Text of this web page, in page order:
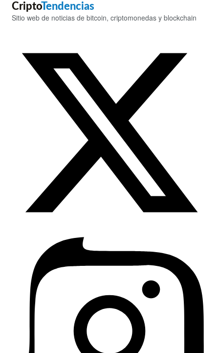
CriptoTendencias
Sitio web de noticias de bitcoin, criptomonedas y blockchain